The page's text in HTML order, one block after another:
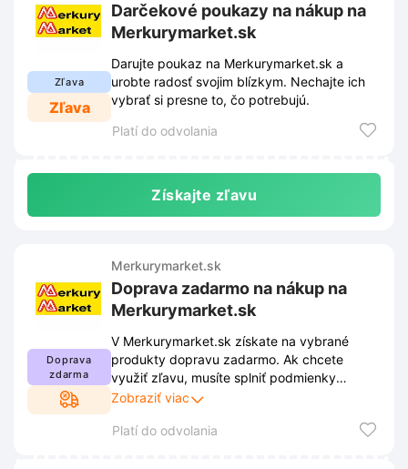
Zľava
Zľava
Darčekové poukazy na nákup na
Merkurymarket.sk
Darujte poukaz na Merkurymarket.sk a
urobte radosť svojim blízkym. Nechajte ich
vybrať si presne to, čo potrebujú.
Platí do odvolania
Získajte zľavu
Doprava
zdarma
Merkurymarket.sk
Doprava zadarmo na nákup na
Merkurymarket.sk
V Merkurymarket.sk získate na vybrané
produkty dopravu zadarmo. Ak chcete
využiť zľavu, musíte splniť podmienky
stanovené obchodom. Tieto podmienky sú
môžu sa priebežne meniť.
Zobraziť viac
Platí do odvolania